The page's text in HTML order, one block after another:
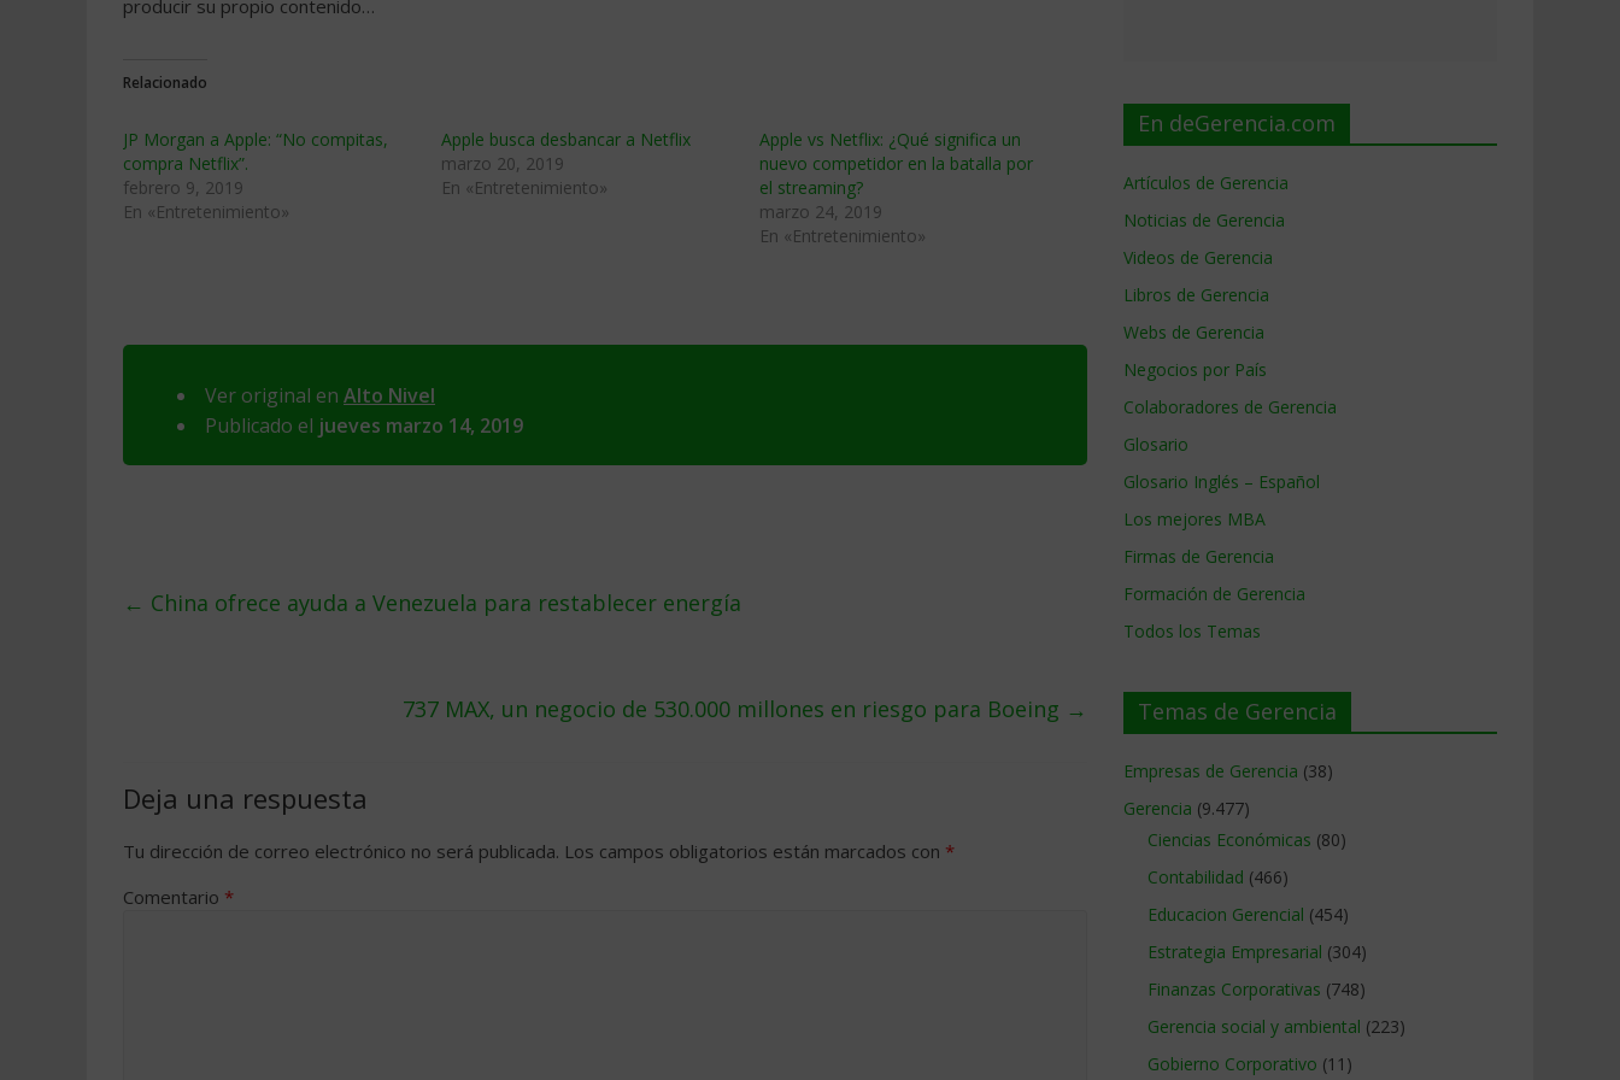
producir su propio contenido…
Relacionado
JP Morgan a Apple: “No compitas,
compra Netflix”.
febrero 9, 2019
En «Entretenimiento»
Apple busca desbancar a Netflix
marzo 20, 2019
En «Entretenimiento»
Apple vs Netflix: ¿Qué significa un
nuevo competidor en la batalla por
el streaming?
marzo 24, 2019
En «Entretenimiento»
Ver original en Alto Nivel
Publicado el jueves marzo 14, 2019
← China ofrece ayuda a Venezuela para restablecer energía
737 MAX, un negocio de 530.000 millones en riesgo para Boeing →
Deja una respuesta
Tu dirección de correo electrónico no será publicada. Los campos obligatorios están marcados con *
Comentario *
En deGerencia.com
Artículos de Gerencia
Noticias de Gerencia
Videos de Gerencia
Libros de Gerencia
Webs de Gerencia
Negocios por País
Colaboradores de Gerencia
Glosario
Glosario Inglés – Español
Los mejores MBA
Firmas de Gerencia
Formación de Gerencia
Todos los Temas
Temas de Gerencia
Empresas de Gerencia (38)
Gerencia (9.477)
Ciencias Económicas (80)
Contabilidad (466)
Educacion Gerencial (454)
Estrategia Empresarial (304)
Finanzas Corporativas (748)
Gerencia social y ambiental (223)
Gobierno Corporativo (11)